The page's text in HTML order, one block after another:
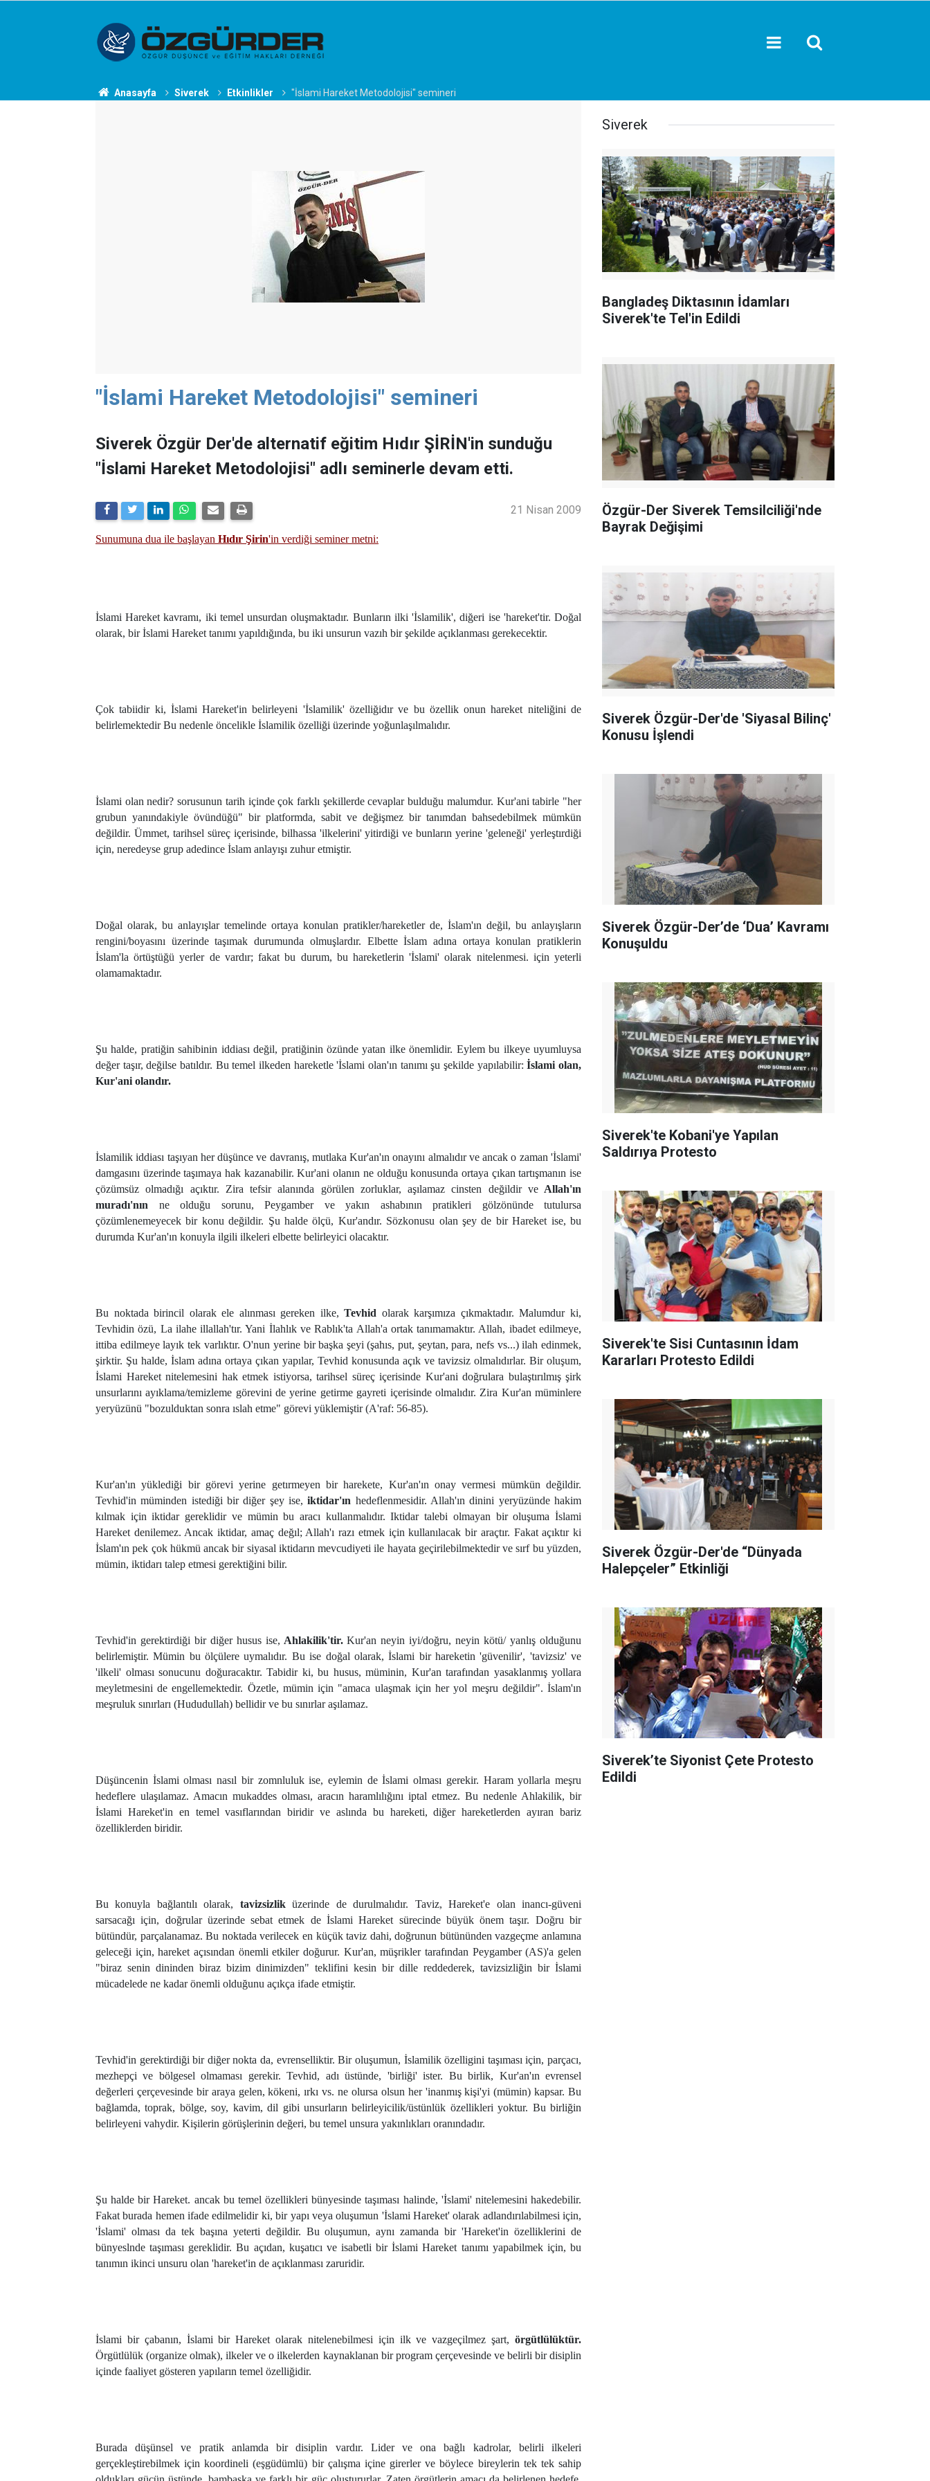
Anasayfa Siverek Etkinlikler "İslami Hareket Metodolojisi" semineri
"İslami Hareket Metodolojisi" semineri
Siverek Özgür Der'de alternatif eğitim Hıdır ŞİRİN'in sunduğu
"İslami Hareket Metodolojisi" adlı seminerle devam etti.
21 Nisan 2009
Sunumuna dua ile başlayan Hıdır Şirin'in verdiği seminer metni:
İslami Hareket kavramı, iki temel unsurdan oluşmaktadır. Bunların ilki 'İslamilik', diğeri ise 'hareket'tir. Doğal
olarak, bir İslami Hareket tanımı yapıldığında, bu iki unsurun vazıh bir şekilde açıklanması gerekecektir.
Çok tabiidir ki, İslami Hareket'in belirleyeni 'İslamilik' özelliğidır ve bu özellik onun hareket niteliğini de
belirlemektedir Bu nedenle öncelikle İslamilik özelliği üzerinde yoğunlaşılmalıdır.
İslami olan nedir? sorusunun tarih içinde çok farklı şekillerde cevaplar bulduğu malumdur. Kur'ani tabirle "her
grubun yanındakiyle övündüğü" bir platformda, sabit ve değişmez bir tanımdan bahsedebilmek mümkün
değildir. Ümmet, tarihsel süreç içerisinde, bilhassa 'ilkelerini' yitirdiği ve bunların yerine 'geleneği' yerleştırdiği
için, neredeyse grup adedince İslam anlayışı zuhur etmiştir.
Doğal olarak, bu anlayışlar temelinde ortaya konulan pratikler/hareketler de, İslam'ın değil, bu anlayışların
rengini/boyasını üzerinde taşımak durumunda olmuşlardır. Elbette İslam adına ortaya konulan pratiklerin
İslam'la örtüştüğü yerler de vardır; fakat bu durum, bu hareketlerin 'İslami' olarak nitelenmesi. için yeterli
olamamaktadır.
Şu halde, pratiğin sahibinin iddiası değil, pratiğinin özünde yatan ilke önemlidir. Eylem bu ilkeye uyumluysa
değer taşır, değilse batıldır. Bu temel ilkeden hareketle 'İslami olan'ın tanımı şu şekilde yapılabilir: İslami olan,
Kur'ani olandır.
İslamilik iddiası taşıyan her düşünce ve davranış, mutlaka Kur'an'ın onayını almalıdır ve ancak o zaman 'İslami'
damgasını üzerinde taşımaya hak kazanabilir. Kur'ani olanın ne olduğu konusunda ortaya çıkan tartışmanın ise
çözümsüz olmadığı açıktır. Zira tefsir alanında görülen zorluklar, aşılamaz cinsten değildir veAllah'ın
muradı'nın ne olduğu sorunu, Peygamber ve yakın ashabının pratikleri gölzönünde tutulursa
çözümlenemeyecek bir konu değildir. Şu halde ölçü, Kur'andır. Sözkonusu olan şey de bir Hareket ise, bu
durumda Kur'an'ın konuyla ilgili ilkeleri elbette belirleyici olacaktır.
Bu noktada birincil olarak ele alınması gereken ilke,Tevhid olarak karşımıza çıkmaktadır. Malumdur ki,
Tevhidin özü, La ilahe illallah'tır. Yani İlahlık ve Rablık'ta Allah'a ortak tanımamaktır. Allah, ibadet edilmeye,
ittiba edilmeye layık tek varlıktır. O'nun yerine bir başka şeyi (şahıs, put, şeytan, para, nefs vs...) ilah edinmek,
şirktir. Şu halde, İslam adına ortaya çıkan yapılar, Tevhid konusunda açık ve tavizsiz olmalıdırlar. Bir oluşum,
İslami Hareket nitelemesini hak etmek istiyorsa, tarihsel süreç içerisinde Kur'ani doğrulara bulaştırılmış şirk
unsurlarını ayıklama/temizleme görevini de yerine getirme gayreti içerisinde olmalıdır. Zira Kur'an müminlere
yeryüzünü "bozulduktan sonra ıslah etme" görevi yüklemiştir (A'raf: 56-85).
Kur'an'ın yüklediği bir görevi yerine getırmeyen bir harekete, Kur'an'ın onay vermesi mümkün değildir.
Tevhid'in müminden istediği bir diğer şey ise, iktidar'ın hedeflenmesidir. Allah'ın dinini yeryüzünde hakim
kılmak için iktidar gereklidir ve mümin bu aracı kullanmalıdır. Iktidar talebi olmayan bir oluşuma İslami
Hareket denilemez. Ancak iktidar, amaç değıl; Allah'ı razı etmek için kullanılacak bir araçtır. Fakat açıktır ki
İslam'ın pek çok hükmü ancak bir siyasal iktidarın mevcudiyeti ile hayata geçirilebilmektedir ve sırf bu yüzden,
mümin, iktidarı talep etmesi gerektiğini bilir.
Tevhid'in gerektirdiği bir diğer husus ise, Ahlakilik'tir.Kur'an neyin iyi/doğru, neyin kötü/ yanlış olduğunu
belirlemiştir. Mümin bu ölçülere uymalıdır. Bu ise doğal olarak, İslami bir hareketin 'güvenilir', 'tavizsiz' ve
'ilkeli' olması sonucunu doğuracaktır. Tabidir ki, bu husus, müminin, Kur'an tarafından yasaklanmış yollara
meyletmesini de engellemektedir. Özetle, mümin için "amaca ulaşmak için her yol meşru değildir". İslam'ın
meşruluk sınırları (Hududullah) bellidir ve bu sınırlar aşılamaz.
Düşüncenin İslami olması nasıl bir zomnluluk ise, eylemin de İslami olması gerekir. Haram yollarla meşru
hedeflere ulaşılamaz. Amacın mukaddes olması, aracın haramlılığını iptal etmez. Bu nedenle Ahlakilik, bir
İslami Hareket'in en temel vasıflarından biridir ve aslında bu hareketi, diğer hareketlerden ayıran bariz
özelliklerden biridir.
Bu konuyla bağlantılı olarak, tavizsizliküzerinde de durulmalıdır. Taviz, Hareket'e olan inancı-güveni
sarsacağı için, doğrular üzerinde sebat etmek de İslami Hareket sürecinde büyük önem taşır. Doğru bir
bütündür, parçalanamaz. Bu noktada verilecek en küçük taviz dahi, doğrunun bütününden vazgeçme anlamına
geleceği için, hareket açısından önemli etkiler doğurur. Kur'an, müşrikler tarafından Peygamber (AS)'a gelen
"biraz senin dininden biraz bizim dinimizden" teklifini kesin bir dille reddederek, tavizsizliğin bir İslami
mücadelede ne kadar önemli olduğunu açıkça ifade etmiştir.
Tevhid'in gerektirdiği bir diğer nokta da, evrenselliktir. Bir oluşumun, İslamilik özelligini taşıması için, parçacı,
mezhepçi ve bölgesel olmaması gerekir. Tevhid, adı üstünde, 'birliği' ister. Bu birlik, Kur'an'ın evrensel
değerleri çerçevesinde bir araya gelen, kökeni, ırkı vs. ne olursa olsun her 'inanmış kişi'yi (mümin) kapsar. Bu
bağlamda, toprak, bölge, soy, kavim, dil gibi unsurların belirleyicilik/üstünlük özellikleri yoktur. Bu birliğin
belirleyeni vahydir. Kişilerin görüşlerinin değeri, bu temel unsura yakınlıkları oranındadır.
Şu halde bir Hareket. ancak bu temel özellikleri bünyesinde taşıması halinde, 'İslami' nitelemesini hakedebilir.
Fakat burada hemen ifade edilmelidir ki, bir yapı veya oluşumun 'İslami Hareket' olarak adlandırılabilmesi için,
'İslami' olması da tek başına yeterti değildir. Bu oluşumun, aynı zamanda bir 'Hareket'in özelliklerini de
bünyeslnde taşıması gereklidir. Bu açıdan, kuşatıcı ve isabetli bir İslami Hareket tanımı yapabilmek için, bu
tanımın ikinci unsuru olan 'hareket'in de açıklanması zaruridir.
İslami bir çabanın, İslami bir Hareket olarak nitelenebilmesi için ilk ve vazgeçilmez şart, örgütlülüktür.
Örgütlülük (organize olmak), ilkeler ve o ilkelerden kaynaklanan bir program çerçevesinde ve belirli bir disiplin
içinde faaliyet gösteren yapıların temel özelliğidir.
Burada düşünsel ve pratik anlamda bir disiplin vardır. Lider ve ona bağlı kadrolar, belirli ilkeleri
gerçekleştirebilmek için koordineli (eşgüdümlü) bir çalışma içine girerler ve böylece bireylerin tek tek sahip
Siverek
Bangladeş Diktasının İdamları
Siverek'te Tel'in Edildi
Özgür-Der Siverek Temsilciliği'nde
Bayrak Değişimi
Siverek Özgür-Der'de 'Siyasal Bilinç'
Konusu İşlendi
Siverek Özgür-Der’de ‘Dua’ Kavramı
Konuşuldu
Siverek'te Kobani'ye Yapılan
Saldırıya Protesto
Siverek'te Sisi Cuntasının İdam
Kararları Protesto Edildi
Siverek Özgür-Der'de “Dünyada
Halepçeler” Etkinliği
Siverek’te Siyonist Çete Protesto
Edildi